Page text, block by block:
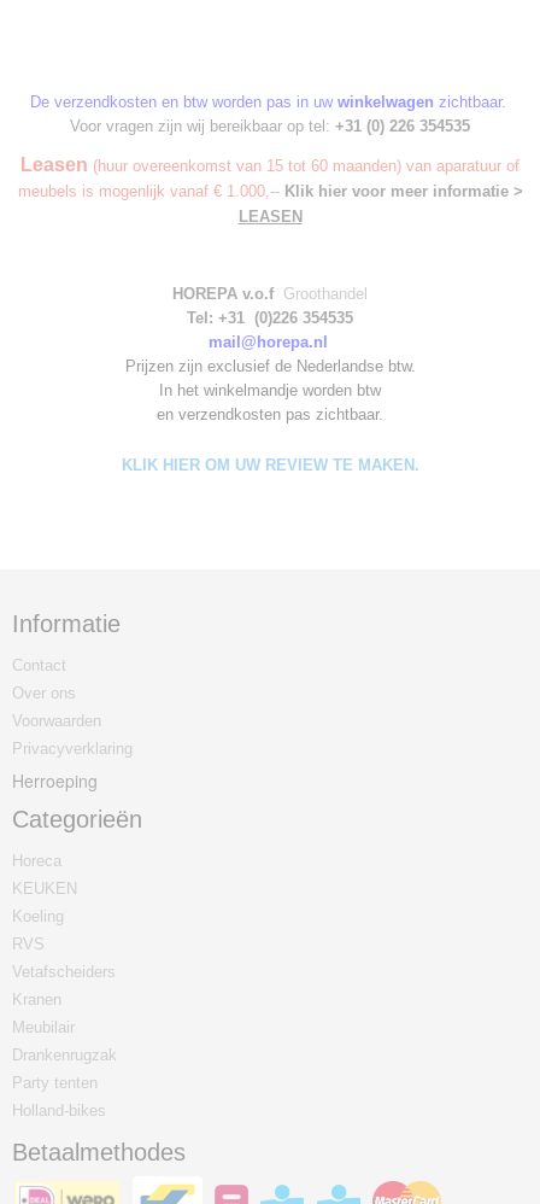
De verzendkosten en btw worden pas in uw winkelwagen zichtbaar.
Voor vragen zijn wij bereikbaar op tel: +31 (0) 226 354535
Leasen (huur overeenkomst van 15 tot 60 maanden) van aparatuur of
meubels is mogenlijk vanaf € 1.000,-- Klik hier voor meer informatie >
LEASEN
HOREPA v.o.f Groothandel
Tel: +31 (0)226 354535
mail@horepa.nl
Prijzen zijn exclusief de Nederlandse btw.
In het winkelmandje worden btw
en verzendkosten pas zichtbaar.
KLIK HIER OM UW REVIEW TE MAKEN.
Informatie
Contact
Over ons
Voorwaarden
Privacyverklaring
Herroeping
Categorieën
Horeca
KEUKEN
Koeling
RVS
Vetafscheiders
Kranen
Meubilair
Drankenrugzak
Party tenten
Holland-bikes
Betaalmethodes